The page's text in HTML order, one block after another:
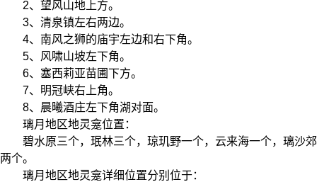
2、望风山地上方。
3、清泉镇左右两边。
4、南风之狮的庙宇左边和右下角。
5、风啸山坡左下角。
6、塞西莉亚苗圃下方。
7、明冠峡右上角。
8、晨曦酒庄左下角湖对面。
璃月地区地灵龛位置：
碧水原三个，珉林三个，琼玑野一个，云来海一个，璃沙郊
两个。
璃月地区地灵龛详细位置分别位于：